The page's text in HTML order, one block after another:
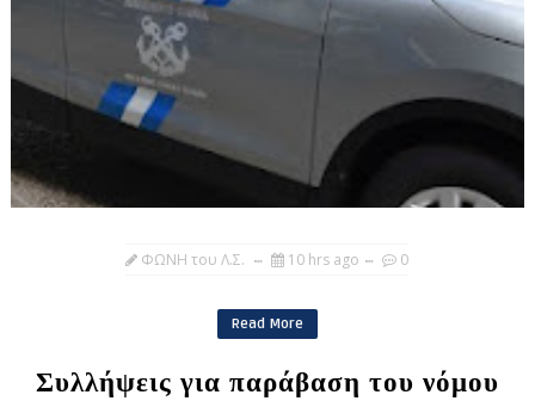
ΦΩΝΗ του Λ.Σ. 10 hrs ago 0
Read More
Συλλήψεις για παράβαση του νόμου